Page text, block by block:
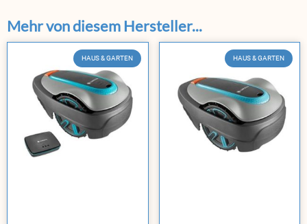
Mehr von diesem Hersteller...
HAUS & GARTEN HAUS & GARTEN